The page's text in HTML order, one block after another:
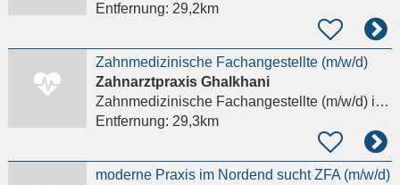
Entfernung: 29,2km
Zahnmedizinische Fachangestellte (m/w/d)
Zahnarztpraxis Ghalkhani
Zahnmedizinische Fachangestellte (m/w/d)in Frankfurt am Main
Entfernung: 29,3km
moderne Praxis im Nordend sucht ZFA (m/w/d)